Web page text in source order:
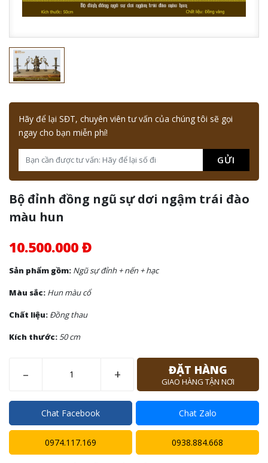
Hãy để lại SĐT, chuyên viên tư vấn của chúng tôi sẽ gọi
ngay cho bạn miễn phí!
GỬI
Bộ đỉnh đồng ngũ sự dơi ngậm trái đào
màu hun
10.500.000 Đ
Sản phẩm gồm: Ngũ sự đỉnh + nến + hạc
Màu sắc: Hun màu cổ
Chất liệu: Đồng thau
Kích thước: 50 cm
– + ĐẶT HÀNG
GIAO HÀNG TẬN NƠI
Chat Facebook Chat Zalo
0974.117.169 0938.884.668